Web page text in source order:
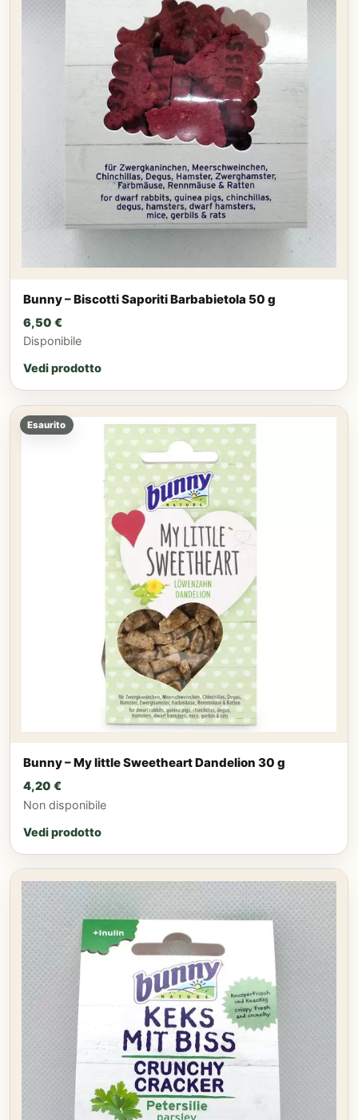
Bunny – Biscotti Saporiti Barbabietola 50 g
6,50 €
Disponibile
Vedi prodotto
Esaurito
Bunny – My little Sweetheart Dandelion 30 g
4,20 €
Non disponibile
Vedi prodotto